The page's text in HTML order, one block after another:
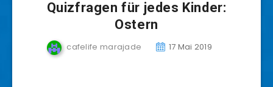
Quizfragen für jedes Kinder:
Ostern
cafelife marajade 17 Mai 2019